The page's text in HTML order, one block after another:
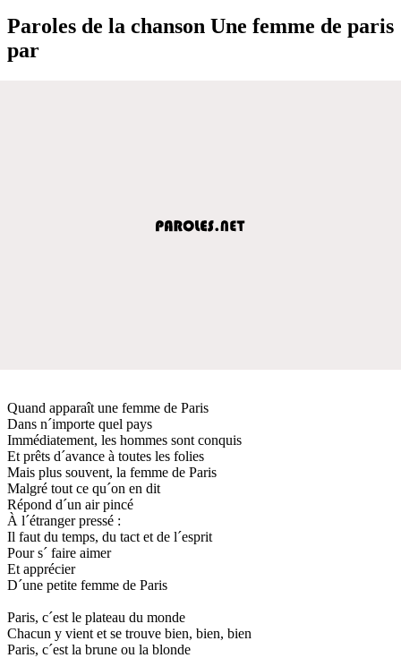
Paroles de la chanson Une femme de paris
par
Quand apparaît une femme de Paris
Dans n´importe quel pays
Immédiatement, les hommes sont conquis
Et prêts d´avance à toutes les folies
Mais plus souvent, la femme de Paris
Malgré tout ce qu´on en dit
Répond d´un air pincé
À l´étranger pressé :
Il faut du temps, du tact et de l´esprit
Pour s´ faire aimer
Et apprécier
D´une petite femme de Paris
Paris, c´est le plateau du monde
Chacun y vient et se trouve bien, bien, bien
Paris, c´est la brune ou la blonde